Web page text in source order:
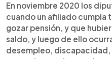
En noviembre 2020 los
cuando un afiliado cumpla
gozar pensión, y que
saldo, y luego de ello
desempleo,